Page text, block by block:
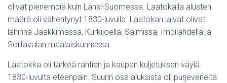
olivat pienempiä kuin Länsi-Suomessa. Laatokalla alusten
määrä oli vähentynyt 1830-luvulla. Laatokan laivat olivat
lähinnä Jaakkimassa, Kurkijoella, Salmissa, Impilahdella ja
Sortavalan maalaiskunnassa.
Laatokka oli tärkeä rahtien ja kaupan kuljetuksen väylä
1830-luvulta eteenpäin. Suurin osa aluksista oli purjeveneitä